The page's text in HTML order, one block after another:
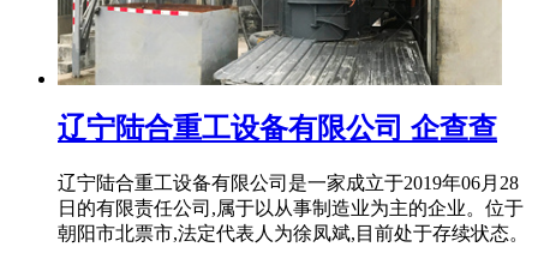
辽宁陆合重工设备有限公司 企查查
辽宁陆合重工设备有限公司是⼀家成⽴于2019年06月28
日的有限责任公司,属于以从事制造业为主的企业。位于
朝阳市北票市,法定代表人为徐凤斌,目前处于存续状态。